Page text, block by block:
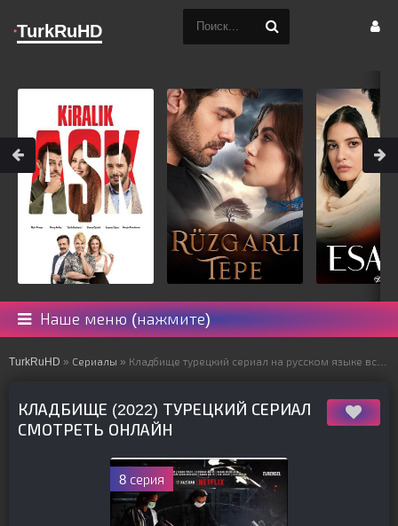
Наше меню (нажмите)
TurkRuHD » Сериалы » Кладбище турецкий сериал на русском языке все серии смотреть онлайн бесплатно подряд
КЛАДБИЩЕ (2022) ТУРЕЦКИЙ СЕРИАЛ
СМОТРЕТЬ ОНЛАЙН
8 серия
TurkRuHD